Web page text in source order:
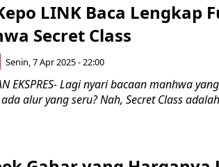
LINK Baca Lengkap
Secret Class
Senin, 7 Apr 2025 - 22:00
EKSPRES- Lagi nyari bacaan manhwa
alur yang seru? Nah, Secret Class